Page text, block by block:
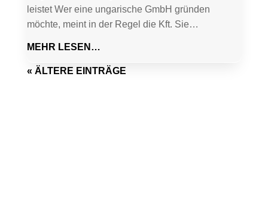
leistet Wer eine ungarische GmbH gründen
möchte, meint in der Regel die Kft. Sie…
MEHR LESEN…
« ÄLTERE EINTRÄGE